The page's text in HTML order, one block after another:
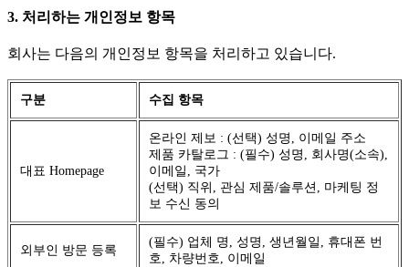
3. 처리하는 개인정보 항목
회사는 다음의 개인정보 항목을 처리하고 있습니다.
구분 수집 항목
대표 Homepage
온라인 제보 : (선택) 성명, 이메일 주소
제품 카탈로그 : (필수) 성명, 회사명(소속),
이메일, 국가
(선택) 직위, 관심 제품/솔루션, 마케팅 정
보 수신 동의
외부인 방문 등록
(필수) 업체 명, 성명, 생년월일, 휴대폰 번
호, 차량번호, 이메일